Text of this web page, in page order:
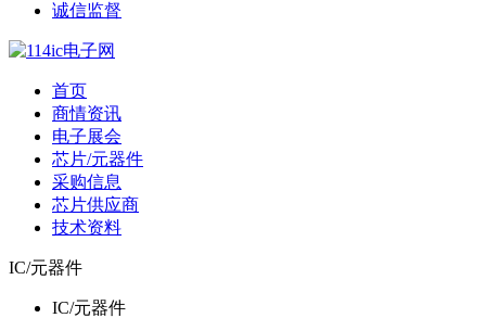
诚信监督
首页
商情资讯
电子展会
芯片/元器件
采购信息
芯片供应商
技术资料
IC/元器件
IC/元器件